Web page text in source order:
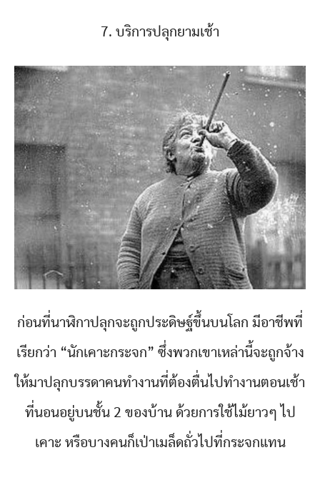
7. บริการปลุกยามเช้า
ก่อนที่นาฬิกาปลุกจะถูกประดิษฐ์ขึ้นบนโลก มีอาชีพที่
เรียกว่า “นักเคาะกระจก” ซึ่งพวกเขาเหล่านี้จะถูกจ้าง
ให้มาปลุกบรรดาคนทำงานที่ต้องตื่นไปทำงานตอนเช้า
ที่นอนอยู่บนชั้น 2 ของบ้าน ด้วยการใช้ไม้ยาวๆ ไป
เคาะ หรือบางคนก็เป่าเมล็ดถั่วไปที่กระจกแทน